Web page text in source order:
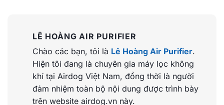
LÊ HOÀNG AIR PURIFIER
Chào các bạn, tôi là Lê Hoàng Air Purifier.
Hiện tôi đang là chuyên gia máy lọc không
khí tại Airdog Việt Nam, đồng thời là người
đảm nhiệm toàn bộ nội dung được trình bày
trên website airdog.vn này.